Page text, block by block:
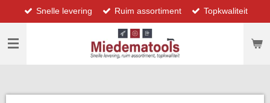
direct
naar
hoofdinhoud
Snelle levering Ruim assortiment Topkwaliteit